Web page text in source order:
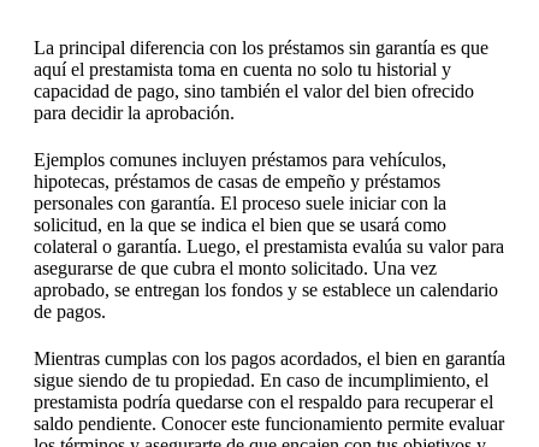
La principal diferencia con los préstamos sin garantía es que
aquí el prestamista toma en cuenta no solo tu historial y
capacidad de pago, sino también el valor del bien ofrecido
para decidir la aprobación.
Ejemplos comunes incluyen préstamos para vehículos,
hipotecas, préstamos de casas de empeño y préstamos
personales con garantía. El proceso suele iniciar con la
solicitud, en la que se indica el bien que se usará como
colateral o garantía. Luego, el prestamista evalúa su valor para
asegurarse de que cubra el monto solicitado. Una vez
aprobado, se entregan los fondos y se establece un calendario
de pagos.
Mientras cumplas con los pagos acordados, el bien en garantía
sigue siendo de tu propiedad. En caso de incumplimiento, el
prestamista podría quedarse con el respaldo para recuperar el
saldo pendiente. Conocer este funcionamiento permite evaluar